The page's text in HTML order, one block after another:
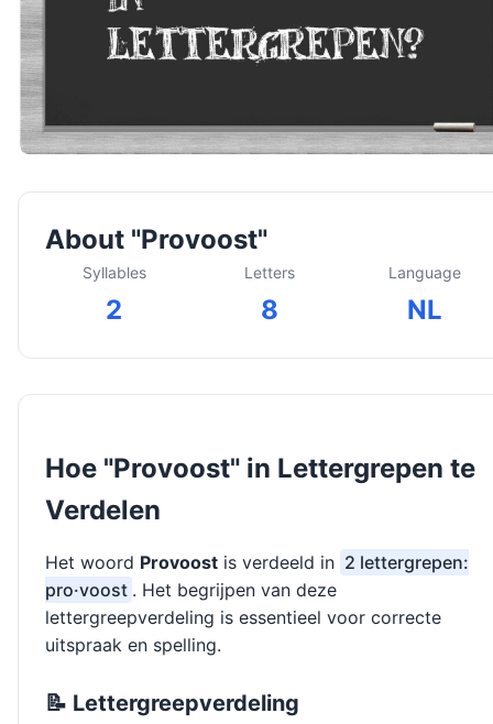
About "Provoost"
Syllables
2
Letters
8
Language
NL
Hoe "Provoost" in Lettergrepen te
Verdelen
Het woord Provoost is verdeeld in 2 lettergrepen:
pro·voost . Het begrijpen van deze
lettergreepverdeling is essentieel voor correcte
uitspraak en spelling.
📝 Lettergreepverdeling